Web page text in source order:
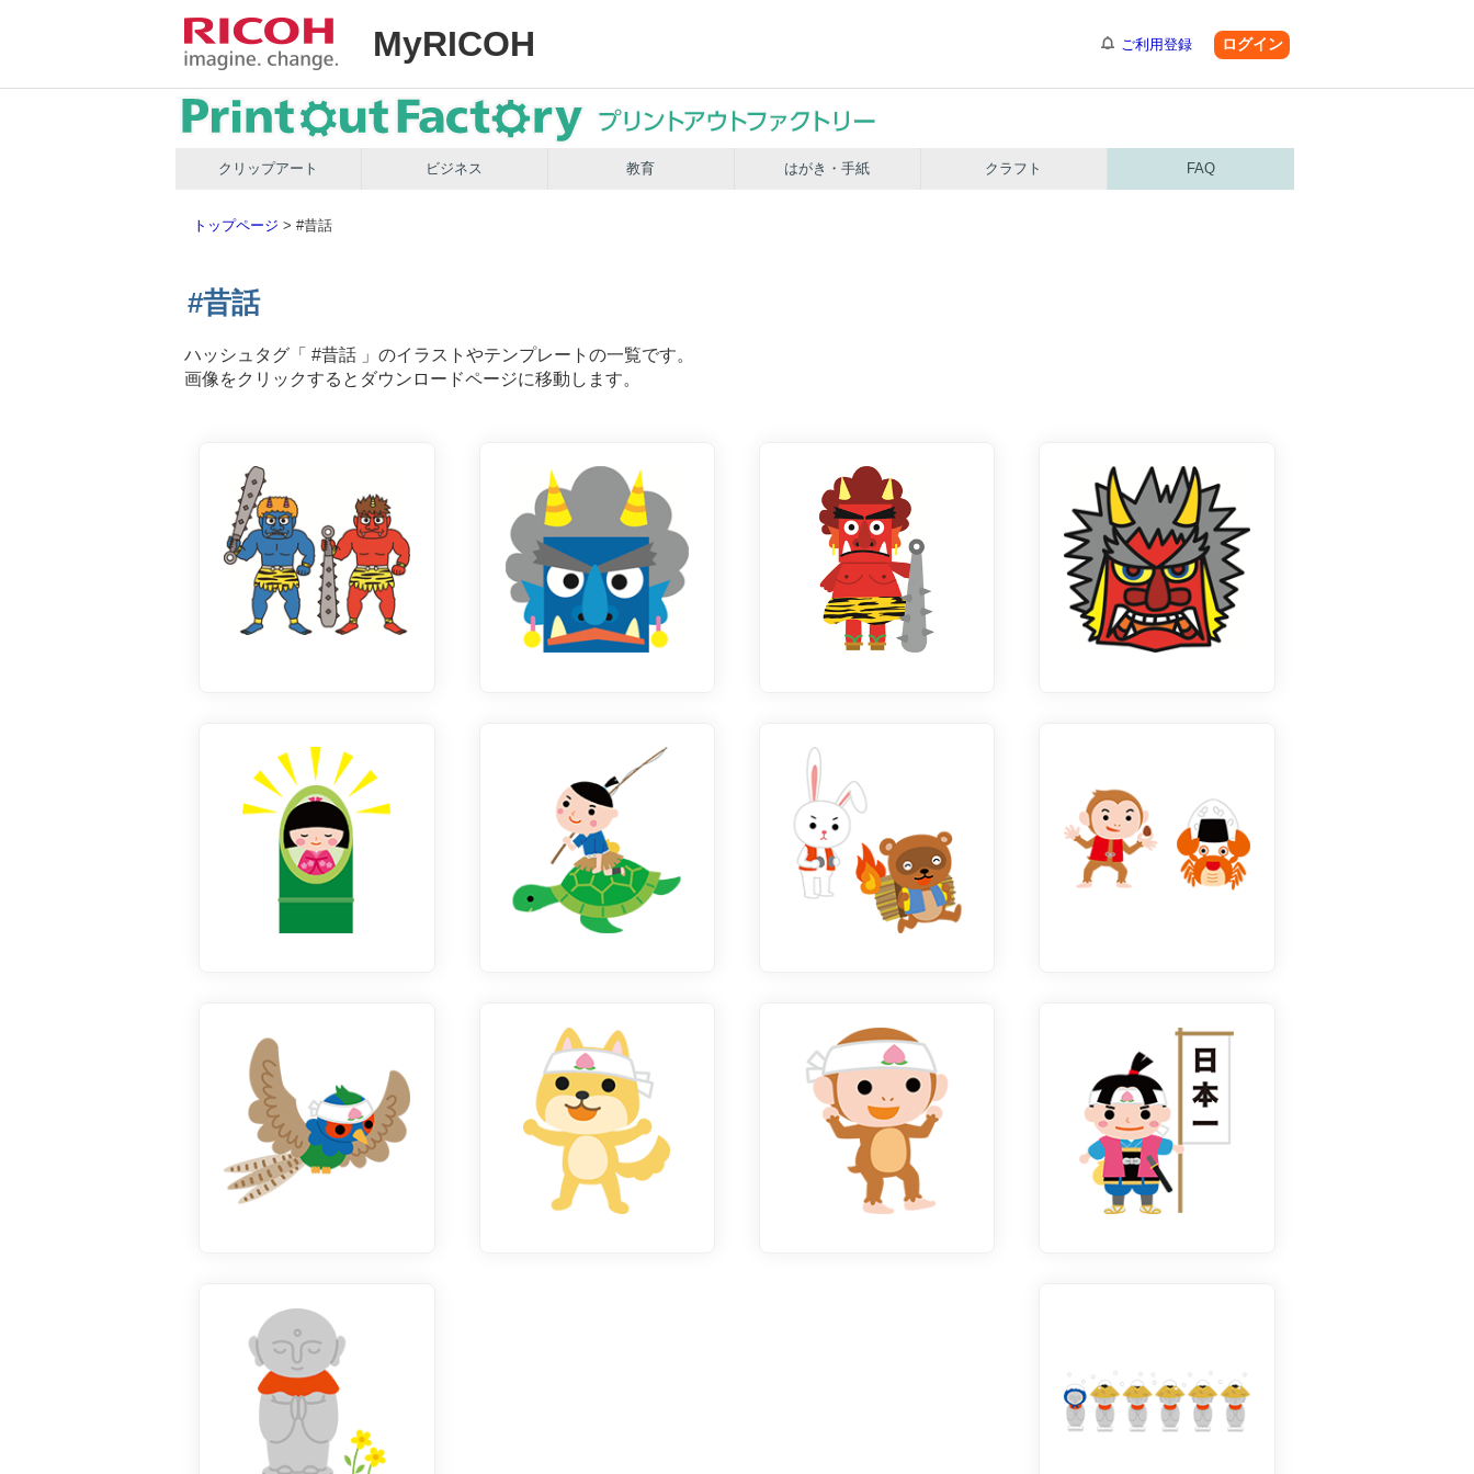
MyRICOH ご利用登録 ログイン
クリップアート ビジネス 教育 はがき・手紙 クラフト FAQ
トップページ > #昔話
#昔話
ハッシュタグ「 #昔話 」のイラストやテンプレートの一覧です。
画像をクリックするとダウンロードページに移動します。